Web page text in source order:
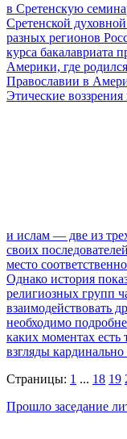
в Сретенскую
Сретенской
разных регионов
курса бакалавриата
Америки, где
Православии в
Этические
и ислам — две из
своих
место
Однако история
религиозных групп
взаимодействовать
необходимо
каких моментах
взгляды
Страницы: 1 ... 18 19
Прошло заседание